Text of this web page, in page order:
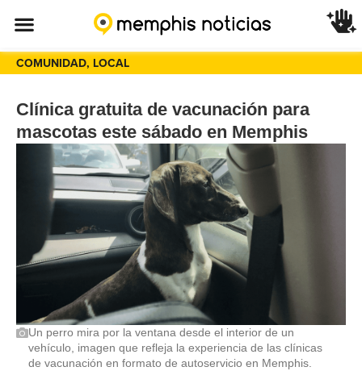
COMUNIDAD, LOCAL
Clínica gratuita de vacunación para
mascotas este sábado en Memphis
Un perro mira por la ventana desde el interior de un
vehículo, imagen que refleja la experiencia de las clínicas
de vacunación en formato de autoservicio en Memphis.